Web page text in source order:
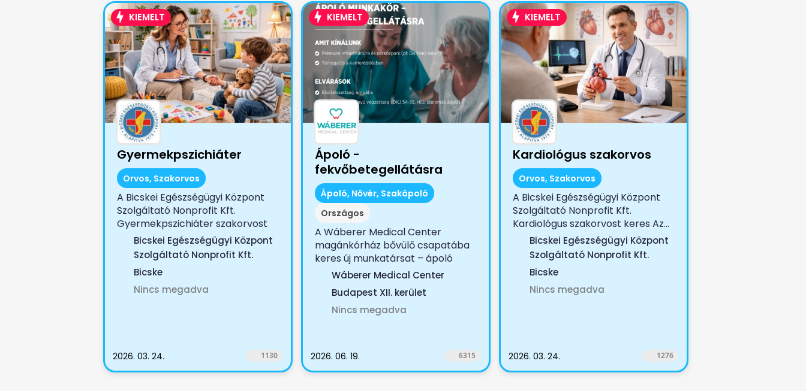
KIEMELT
Gyermekpszichiáter
Orvos, Szakorvos
A Bicskei Egészségügyi Központ
Szolgáltató Nonprofit Kft.
Gyermekpszichiáter szakorvost
keres Az...
Bicskei Egészségügyi Központ
Szolgáltató Nonprofit Kft.
Bicske
Nincs megadva
2026. 03. 24. 1130
KIEMELT
Ápoló -
fekvőbetegellátásra
Ápoló, Nővér, Szakápoló
Országos
A Wáberer Medical Center
magánkórház bővülő csapatába
keres új munkatársat – ápoló
munkakörbe fekvőbeteg...
Wáberer Medical Center
Budapest XII. kerület
Nincs megadva
2026. 06. 19. 6315
KIEMELT
Kardiológus szakorvos
Orvos, Szakorvos
A Bicskei Egészségügyi Központ
Szolgáltató Nonprofit Kft.
Kardiológus szakorvost keres Az...
Bicskei Egészségügyi Központ
Szolgáltató Nonprofit Kft.
Bicske
Nincs megadva
2026. 03. 24. 1276